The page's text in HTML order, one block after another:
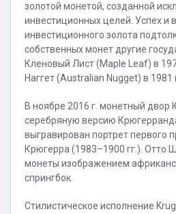
золотой монетой, созданной
инвестиционных целей. Успех и
инвестиционного золота
собственных монет другие
Кленовый Лист (Maple Leaf) в
Наггет (Australian Nugget) в 1981
В ноябре 2016 г. монетный двор
серебряную версию
выгравирован портрет первого
Крюгерра (1983–1900 гг.). Отто
монеты изображением
спрингбок.
Стилистическое исполнение